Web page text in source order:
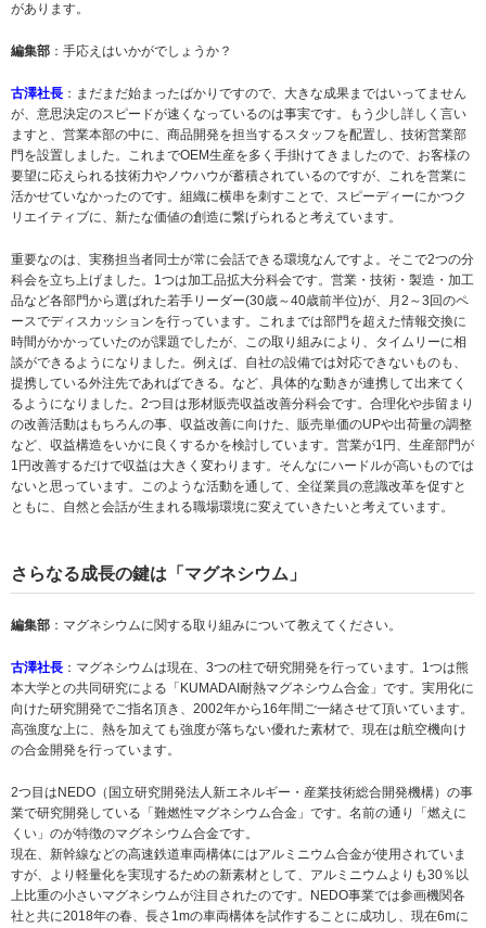
があります。
編集部 ：手応えはいかがでしょうか？
古澤社長 ：まだまだ始まったばかりですので、大きな成果まではいってません
が、意思決定のスピードが速くなっているのは事実です。もう少し詳しく言い
ますと、営業本部の中に、商品開発を担当するスタッフを配置し、技術営業部
門を設置しました。これまでOEM生産を多く手掛けてきましたので、お客様の
要望に応えられる技術力やノウハウが蓄積されているのですが、これを営業に
活かせていなかったのです。組織に横串を刺すことで、スピーディーにかつク
リエイティブに、新たな価値の創造に繋げられると考えています。
重要なのは、実務担当者同士が常に会話できる環境なんですよ。そこで2つの分
科会を立ち上げました。1つは加工品拡大分科会です。営業・技術・製造・加工
品など各部門から選ばれた若手リーダー(30歳～40歳前半位)が、月2～3回のペ
ースでディスカッションを行っています。これまでは部門を超えた情報交換に
時間がかかっていたのが課題でしたが、この取り組みにより、タイムリーに相
談ができるようになりました。例えば、自社の設備では対応できないものも、
提携している外注先であればできる。など、具体的な動きが連携して出来てく
るようになりました。2つ目は形材販売収益改善分科会です。合理化や歩留まり
の改善活動はもちろんの事、収益改善に向けた、販売単価のUPや出荷量の調整
など、収益構造をいかに良くするかを検討しています。営業が1円、生産部門が
1円改善するだけで収益は大きく変わります。そんなにハードルが高いものでは
ないと思っています。このような活動を通して、全従業員の意識改革を促すと
ともに、自然と会話が生まれる職場環境に変えていきたいと考えています。
さらなる成長の鍵は「マグネシウム」
編集部 ：マグネシウムに関する取り組みについて教えてください。
古澤社長 ：マグネシウムは現在、3つの柱で研究開発を行っています。1つは熊
本大学との共同研究による「KUMADAI耐熱マグネシウム合金」です。実用化に
向けた研究開発でご指名頂き、2002年から16年間ご一緒させて頂いています。
高強度な上に、熱を加えても強度が落ちない優れた素材で、現在は航空機向け
の合金開発を行っています。
2つ目はNEDO（国立研究開発法人新エネルギー・産業技術総合開発機構）の事
業で研究開発している「難燃性マグネシウム合金」です。名前の通り「燃えに
くい」のが特徴のマグネシウム合金です。
現在、新幹線などの高速鉄道車両構体にはアルミニウム合金が使用されていま
すが、より軽量化を実現するための新素材として、アルミニウムよりも30％以
上比重の小さいマグネシウムが注目されたのです。NEDO事業では参画機関各
社と共に2018年の春、長さ1mの車両構体を試作することに成功し、現在6mに